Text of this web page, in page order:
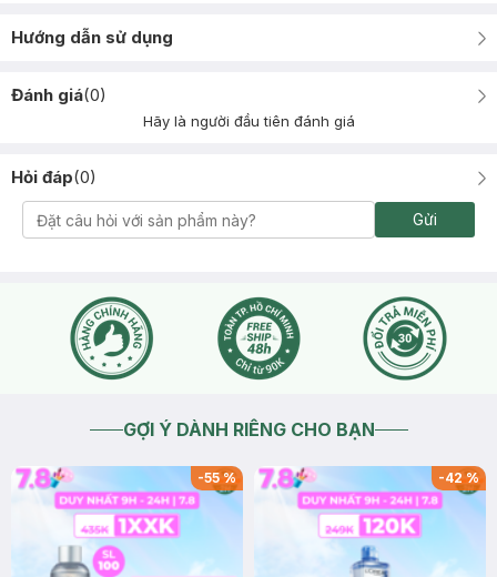
Hướng dẫn sử dụng
Đánh giá(0)
Hãy là người đầu tiên đánh giá
Hỏi đáp(0)
Gửi
GỢI Ý DÀNH RIÊNG CHO BẠN
-55% -42%